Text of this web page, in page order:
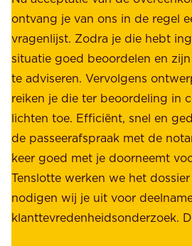
j
b
i
e
d
e
n
r
u
s
t
v
o
o
r
o
n
z
e
s
t
a
ontvang je van ons in de regel
vragenlijst. Zodra je die hebt
situatie goed beoordelen en
te adviseren. Vervolgens
reiken je die ter beoordeling in
lichten toe. Efficiënt, snel en
de passeerafspraak met de
keer goed met je doorneemt
Tenslotte werken we het
nodigen wij je uit voor
klanttevredenheidsonderzoek.